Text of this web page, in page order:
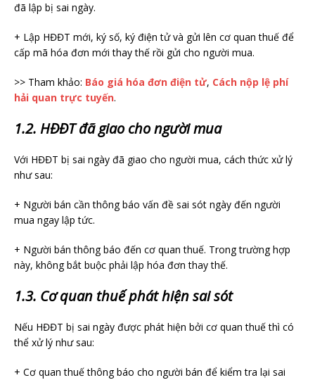
đã lập bị sai ngày.
+ Lập HĐĐT mới, ký số, ký điện tử và gửi lên cơ quan thuế để
cấp mã hóa đơn mới thay thế rồi gửi cho người mua.
>> Tham khảo: Báo giá hóa đơn điện tử, Cách nộp lệ phí
hải quan trực tuyến.
1.2. HĐĐT đã giao cho người mua
Với HĐĐT bị sai ngày đã giao cho người mua, cách thức xử lý
như sau:
+ Người bán cần thông báo vấn đề sai sót ngày đến người
mua ngay lập tức.
+ Người bán thông báo đến cơ quan thuế. Trong trường hợp
này, không bắt buộc phải lập hóa đơn thay thế.
1.3. Cơ quan thuế phát hiện sai sót
Nếu HĐĐT bị sai ngày được phát hiện bởi cơ quan thuế thì có
thể xử lý như sau:
+ Cơ quan thuế thông báo cho người bán để kiểm tra lại sai